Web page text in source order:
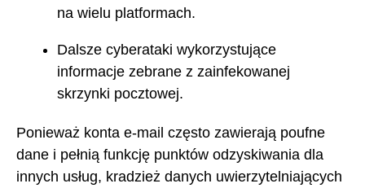
na wielu platformach.
Dalsze cyberataki wykorzystujące
informacje zebrane z zainfekowanej
skrzynki pocztowej.
Ponieważ konta e-mail często zawierają poufne
dane i pełnią funkcję punktów odzyskiwania dla
innych usług, kradzież danych uwierzytelniających